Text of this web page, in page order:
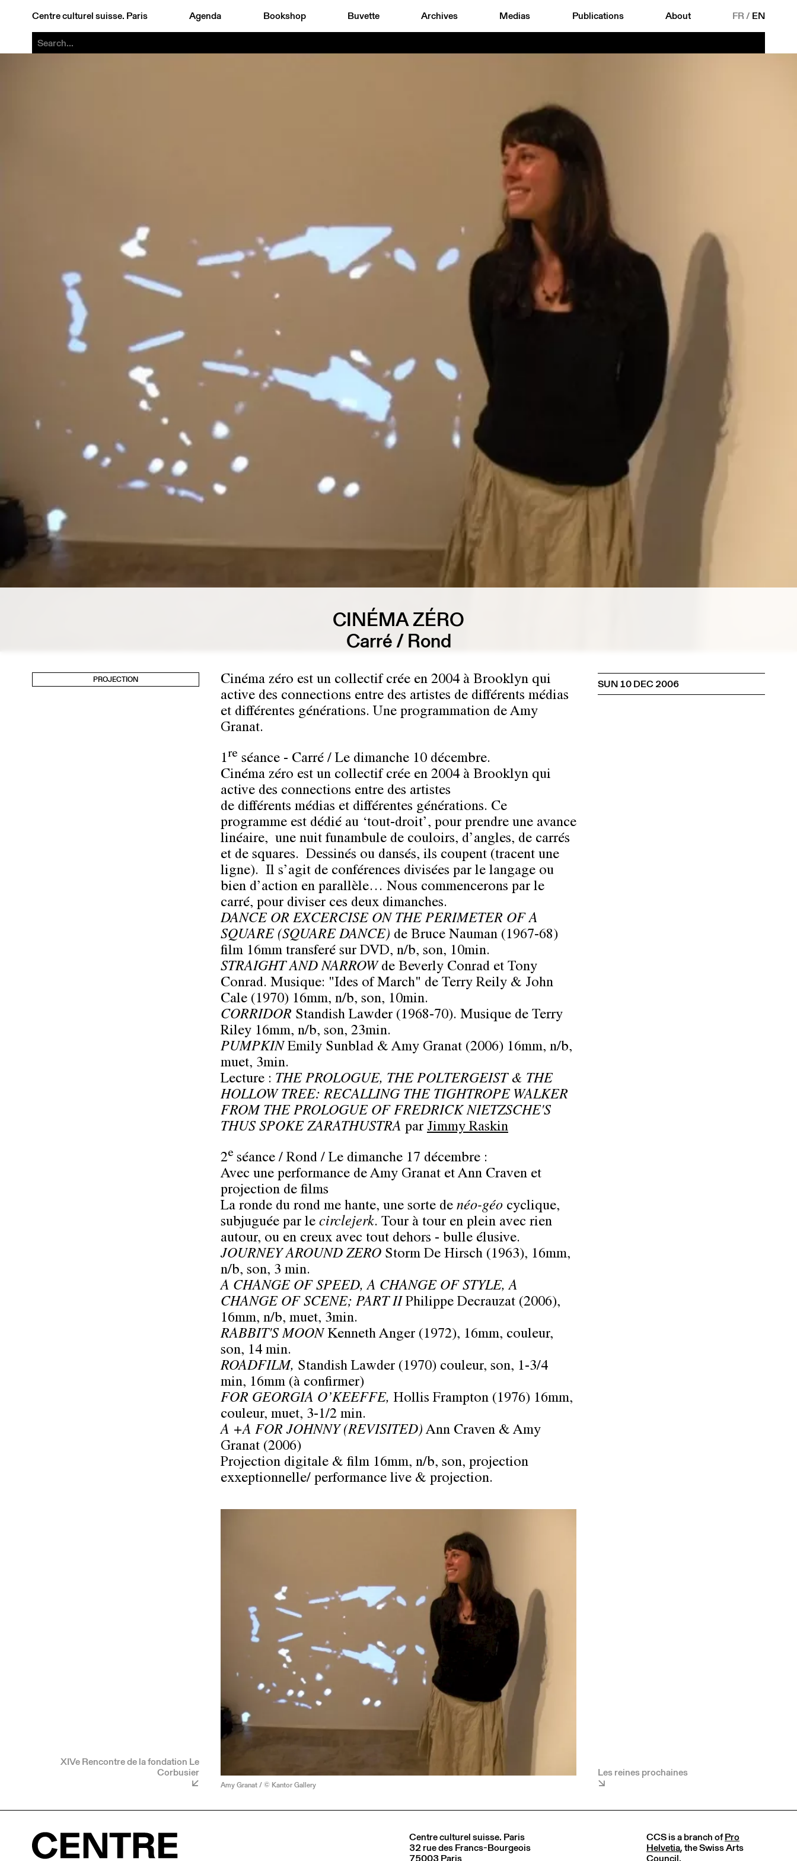
Centre culturel suisse. Paris Agenda Bookshop Buvette Archives Medias Publications About FR/ EN
CINÉMA ZÉRO
Carré / Rond
PROJECTION
XIVe Rencontre de la fondation Le
Corbusier
Cinéma zéro est un collectif crée en 2004 à Brooklyn qui
active des connections entre des artistes de différents médias
et différentes générations. Une programmation de Amy
Granat.
1re séance - Carré / Le dimanche 10 décembre.
Cinéma zéro est un collectif crée en 2004 à Brooklyn qui
active des connections entre des artistes
de différents médias et différentes générations. Ce
programme est dédié au ‘tout-droit’, pour prendre une avance
linéaire, une nuit funambule de couloirs, d’angles, de carrés
et de squares. Dessinés ou dansés, ils coupent (tracent une
ligne). Il s’agit de conférences divisées par le langage ou
bien d’action en parallèle… Nous commencerons par le
carré, pour diviser ces deux dimanches.
DANCE OR EXCERCISE ON THE PERIMETER OF A
SQUARE (SQUARE DANCE) de Bruce Nauman (1967-68)
film 16mm transferé sur DVD, n/b, son, 10min.
STRAIGHT AND NARROW de Beverly Conrad et Tony
Conrad. Musique: "Ides of March" de Terry Reily & John
Cale (1970) 16mm, n/b, son, 10min.
CORRIDOR Standish Lawder (1968-70). Musique de Terry
Riley 16mm, n/b, son, 23min.
PUMPKIN Emily Sunblad & Amy Granat (2006) 16mm, n/b,
muet, 3min.
Lecture : THE PROLOGUE, THE POLTERGEIST & THE
HOLLOW TREE: RECALLING THE TIGHTROPE WALKER
FROM THE PROLOGUE OF FREDRICK NIETZSCHE'S
THUS SPOKE ZARATHUSTRA par Jimmy Raskin
2e séance / Rond / Le dimanche 17 décembre :
Avec une performance de Amy Granat et Ann Craven et
projection de films
La ronde du rond me hante, une sorte de néo-géo cyclique,
subjuguée par le circlejerk. Tour à tour en plein avec rien
autour, ou en creux avec tout dehors - bulle élusive.
JOURNEY AROUND ZERO Storm De Hirsch (1963), 16mm,
n/b, son, 3 min.
A CHANGE OF SPEED, A CHANGE OF STYLE, A
CHANGE OF SCENE; PART II Philippe Decrauzat (2006),
16mm, n/b, muet, 3min.
RABBIT'S MOON Kenneth Anger (1972), 16mm, couleur,
son, 14 min.
ROADFILM, Standish Lawder (1970) couleur, son, 1-3/4
min, 16mm (à confirmer)
FOR GEORGIA O’KEEFFE, Hollis Frampton (1976) 16mm,
couleur, muet, 3-1/2 min.
A +A FOR JOHNNY (REVISITED) Ann Craven & Amy
Granat (2006)
Projection digitale & film 16mm, n/b, son, projection
exxeptionnelle/ performance live & projection.
Amy Granat / © Kantor Gallery
SUN 10 DEC 2006
Les reines prochaines
Centre culturel suisse. Paris
32 rue des Francs-Bourgeois
CCS is a branch ofPro
Helvetia, the Swiss Arts